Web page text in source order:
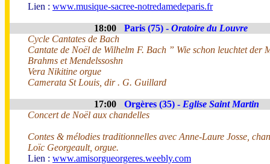
Lien : www.musique-sacree-notredamedeparis.fr
18:00 Paris (75) - Oratoire du Louvre
Cycle Cantates de Bach
Cantate de Noël de Wilhelm F. Bach ” Wie schon leuchtet der
Brahms et Mendelssoshn
Vera Nikitine orgue
Camerata St Louis, dir . G. Guillard
17:00 Orgères (35) - Eglise Saint Martin
Concert de Noël aux chandelles
Contes & mélodies traditionnelles avec Anne-Laure Josse,
Loïc Georgeault, orgue.
Lien : www.amisorgueorgeres.weebly.com